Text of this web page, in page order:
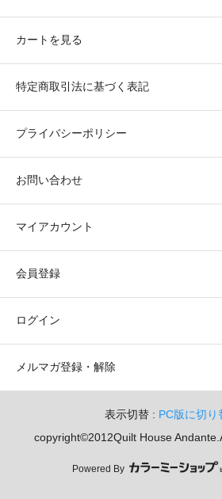
カートを見る
特定商取引法に基づく表記
プライバシーポリシー
お問い合わせ
マイアカウント
会員登録
ログイン
メルマガ登録・解除
表示切替 : PC版に切り
copyright©2012Quilt House
Powered By